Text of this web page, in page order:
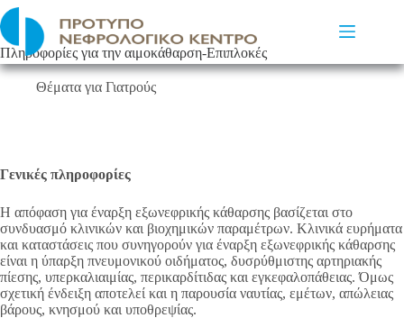
Μετάβαση
στο
περιεχόμενο
Πληροφορίες για την αιμοκάθαρση-Επιπλοκές
Θέματα για Γιατρούς
Γενικές πληροφορίες
Η απόφαση για έναρξη εξωνεφρικής κάθαρσης βασίζεται στο
συνδυασμό κλινικών και βιοχημικών παραμέτρων. Κλινικά ευρήματα
και καταστάσεις που συνηγορούν για έναρξη εξωνεφρικής κάθαρσης
είναι η ύπαρξη πνευμονικού οιδήματος, δυσρύθμιστης αρτηριακής
πίεσης, υπερκαλιαιμίας, περικαρδίτιδας και εγκεφαλοπάθειας. Όμως
σχετική ένδειξη αποτελεί και η παρουσία ναυτίας, εμέτων, απώλειας
βάρους, κνησμού και υποθρεψίας.